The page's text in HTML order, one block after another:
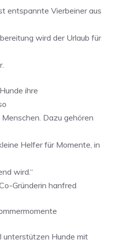
entspannte Vierbeiner aus
wird der Urlaub für
ihre
Dazu gehören
Helfer für Momente, in
wird.“
Gründerin hanfred
unterstützen Hunde mit